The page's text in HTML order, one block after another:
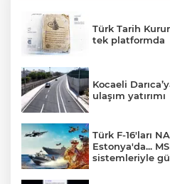
Türk Tarih
tek platformda
Kocaeli
ulaşım yatırımı
Türk F-16'ları
Estonya'da...
sistemleriyle